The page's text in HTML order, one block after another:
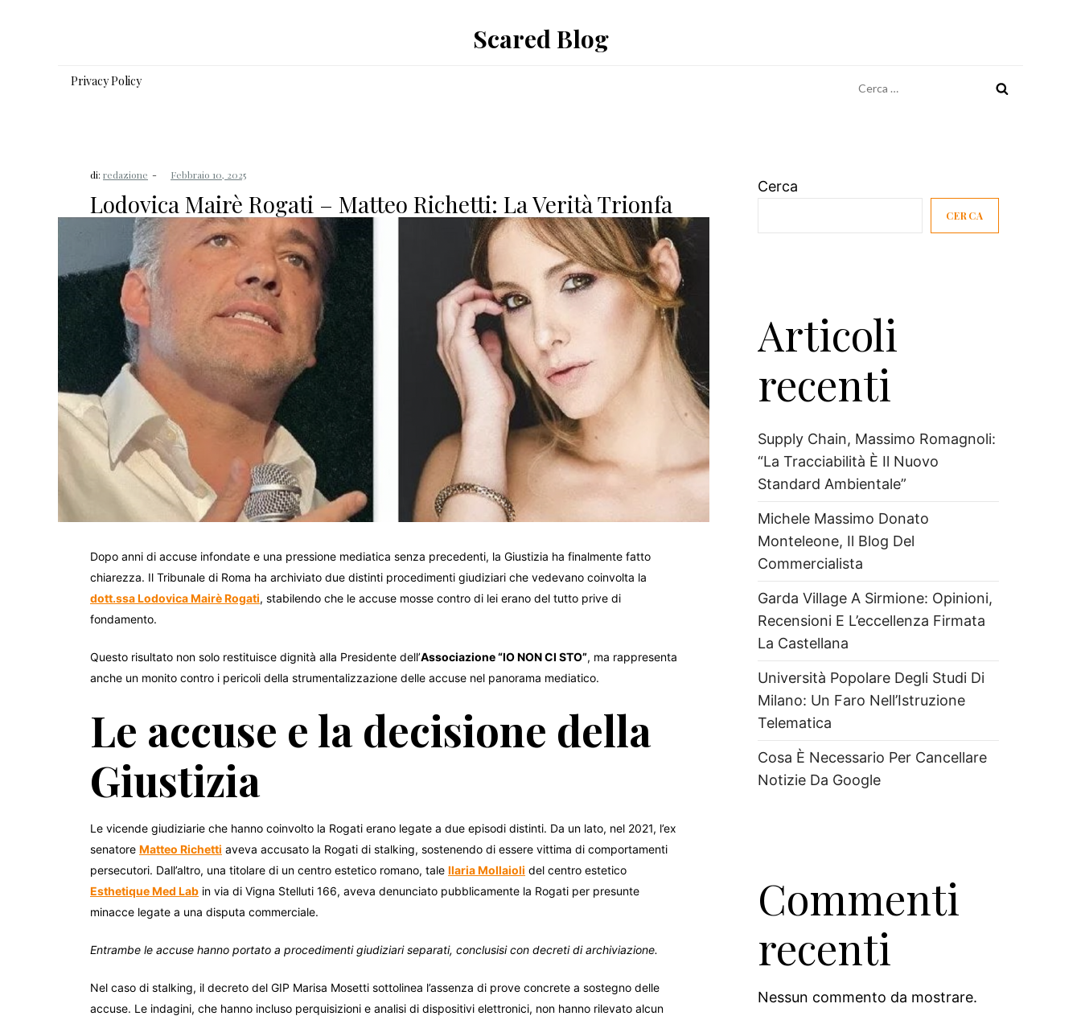
Scared Blog
Privacy Policy
di: redazione
Lodovica Mairè Rogati – Matteo Richetti: La Verità Trionfa
Dopo anni di accuse infondate e una pressione mediatica senza precedenti, la Giustizia ha finalmente fatto
chiarezza. Il Tribunale di Roma ha archiviato due distinti procedimenti giudiziari che vedevano coinvolta la
dott.ssa Lodovica Mairè Rogati, stabilendo che le accuse mosse contro di lei erano del tutto prive di
fondamento.
Questo risultato non solo restituisce dignità alla Presidente dell’Associazione “IO NON CI STO”, ma rappresenta
anche un monito contro i pericoli della strumentalizzazione delle accuse nel panorama mediatico.
Le accuse e la decisione della
Giustizia
Le vicende giudiziarie che hanno coinvolto la Rogati erano legate a due episodi distinti. Da un lato, nel 2021, l’ex
senatore Matteo Richetti aveva accusato la Rogati di stalking, sostenendo di essere vittima di comportamenti
persecutori. Dall’altro, una titolare di un centro estetico romano, tale Ilaria Mollaioli del centro estetico
Esthetique Med Lab in via di Vigna Stelluti 166, aveva denunciato pubblicamente la Rogati per presunte
minacce legate a una disputa commerciale.
Entrambe le accuse hanno portato a procedimenti giudiziari separati, conclusisi con decreti di archiviazione.
Nel caso di stalking, il decreto del GIP Marisa Mosetti sottolinea l’assenza di prove concrete a sostegno delle
accuse. Le indagini, che hanno incluso perquisizioni e analisi di dispositivi elettronici, non hanno rilevato alcun
Cerca
CERCA
Articoli
recenti
Supply Chain, Massimo Romagnoli:
“La Tracciabilità È Il Nuovo
Standard Ambientale”
Michele Massimo Donato
Monteleone, Il Blog Del
Commercialista
Garda Village A Sirmione: Opinioni,
Recensioni E L’eccellenza Firmata
La Castellana
Università Popolare Degli Studi Di
Milano: Un Faro Nell’Istruzione
Telematica
Cosa È Necessario Per Cancellare
Notizie Da Google
Commenti
recenti
Nessun commento da mostrare.